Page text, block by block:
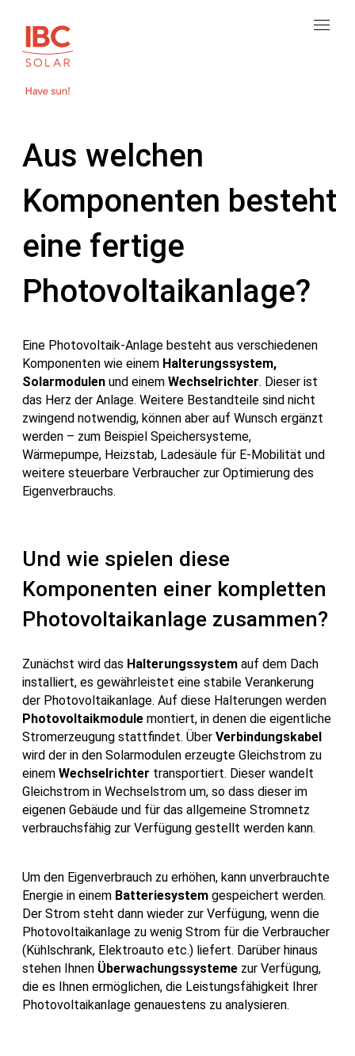
Aus welchen
Komponenten besteht
eine fertige
Photovoltaikanlage?
Eine Photovoltaik-Anlage besteht aus verschiedenen
Komponenten wie einem Halterungssystem,
Solarmodulen und einem Wechselrichter. Dieser ist
das Herz der Anlage. Weitere Bestandteile sind nicht
zwingend notwendig, können aber auf Wunsch ergänzt
werden – zum Beispiel Speichersysteme,
Wärmepumpe, Heizstab, Ladesäule für E-Mobilität und
weitere steuerbare Verbraucher zur Optimierung des
Eigenverbrauchs.
Und wie spielen diese
Komponenten einer kompletten
Photovoltaikanlage zusammen?
Zunächst wird das Halterungssystem auf dem Dach
installiert, es gewährleistet eine stabile Verankerung
der Photovoltaikanlage. Auf diese Halterungen werden
Photovoltaikmodule montiert, in denen die eigentliche
Stromerzeugung stattfindet. Über Verbindungskabel
wird der in den Solarmodulen erzeugte Gleichstrom zu
einem Wechselrichter transportiert. Dieser wandelt
Gleichstrom in Wechselstrom um, so dass dieser im
eigenen Gebäude und für das allgemeine Stromnetz
verbrauchsfähig zur Verfügung gestellt werden kann.
Um den Eigenverbrauch zu erhöhen, kann unverbrauchte
Energie in einem Batteriesystem gespeichert werden.
Der Strom steht dann wieder zur Verfügung, wenn die
Photovoltaikanlage zu wenig Strom für die Verbraucher
(Kühlschrank, Elektroauto etc.) liefert. Darüber hinaus
stehen Ihnen Überwachungssysteme zur Verfügung,
die es Ihnen ermöglichen, die Leistungsfähigkeit Ihrer
Photovoltaikanlage genauestens zu analysieren.